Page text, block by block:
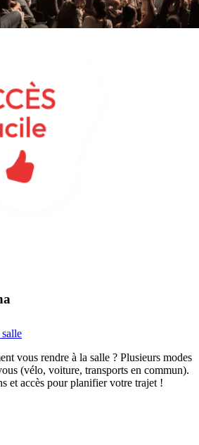
vous rendre à la salle ? Plusieurs modes
(vélo, voiture, transports en commun).
et accès pour planifier votre trajet !